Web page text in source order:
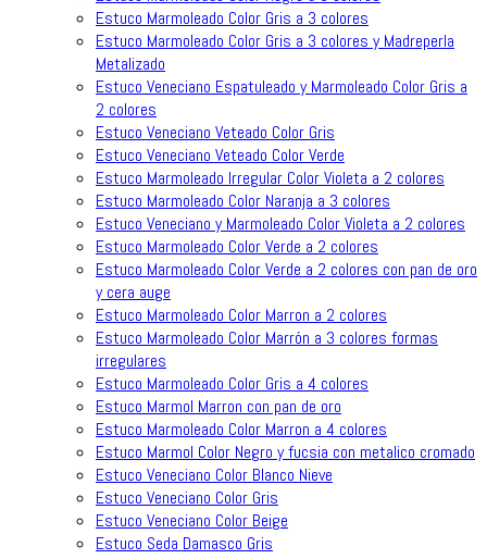
Estuco Marmoleado Color Gris a 3 colores
Estuco Marmoleado Color Gris a 3 colores y Madreperla
Metalizado
Estuco Veneciano Espatuleado y Marmoleado Color Gris a
2 colores
Estuco Veneciano Veteado Color Gris
Estuco Veneciano Veteado Color Verde
Estuco Marmoleado Irregular Color Violeta a 2 colores
Estuco Marmoleado Color Naranja a 3 colores
Estuco Veneciano y Marmoleado Color Violeta a 2 colores
Estuco Marmoleado Color Verde a 2 colores
Estuco Marmoleado Color Verde a 2 colores con pan de oro
y cera auge
Estuco Marmoleado Color Marron a 2 colores
Estuco Marmoleado Color Marrón a 3 colores formas
irregulares
Estuco Marmoleado Color Gris a 4 colores
Estuco Marmol Marron con pan de oro
Estuco Marmoleado Color Marron a 4 colores
Estuco Marmol Color Negro y fucsia con metalico cromado
Estuco Veneciano Color Blanco Nieve
Estuco Veneciano Color Gris
Estuco Veneciano Color Beige
Estuco Seda Damasco Gris